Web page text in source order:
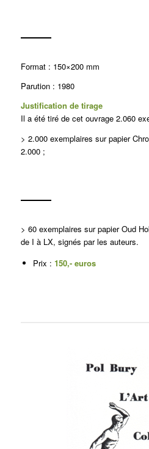
Format : 150×200 mm
Parution : 1980
Justification de tirage
Il a été tiré de cet ouvrage 2.060
> 2.000 exemplaires sur papier
2.000 ;
> 60 exemplaires sur papier Oud
de I à LX, signés par les auteurs.
Prix : 150,- euros